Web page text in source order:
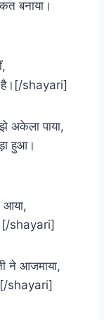
बनाया।
है।[/shayari]
अकेला पाया,
हुआ।
आया,
shayari]
ने आजमाया,
shayari]